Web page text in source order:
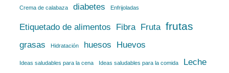
Crema de calabaza diabetes Enfrijoladas
Etiquetado de alimentos Fibra Fruta frutas
grasas Hidratación huesos Huevos
Ideas saludables para la cena Ideas saludables para la comida
Leche